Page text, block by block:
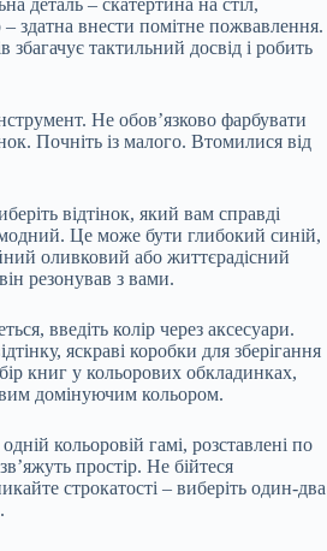
– здатна внести помітне пожвавлення.
збагачує тактильний досвід і робить
Не обов’язково фарбувати
Почніть із малого. Втомилися від
відтінок, який вам справді
Це може бути глибокий синій,
оливковий або життєрадісний
резонував з вами.
введіть колір через аксесуари.
яскраві коробки для зберігання
книг у кольорових обкладинках,
домінуючим кольором.
кольоровій гамі, розставлені по
простір. Не бійтеся
строкатості – виберіть один-два